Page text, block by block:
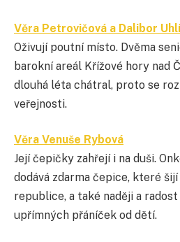
Věra Petrovičová a Dalibor
Oživují poutní místo. Dvěma
barokní areál Křížové hory nad
dlouhá léta chátral, proto se
veřejnosti.
Věra Venuše Rybová
Její čepičky zahřejí i na duši.
dodává zdarma čepice, které
republice, a také naději a
upřímných přáníček od dětí.